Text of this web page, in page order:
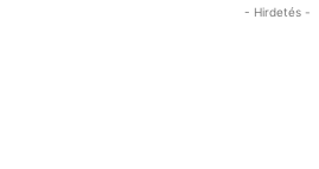
- Hirdetés -